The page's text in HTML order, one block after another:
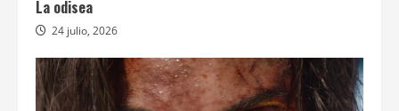
La odisea
24 julio, 2026